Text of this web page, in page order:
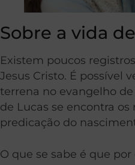
Sobre a vida
Existem poucos
Jesus Cristo. É possível
terrena no evangelho
de Lucas se encontra os
predicação do
O que se sabe é que por